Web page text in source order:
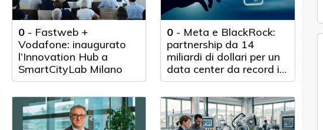
0- Fastweb +
Vodafone: inaugurato
l’Innovation Hub a
SmartCityLab Milano
0 - Meta e BlackRock:
partnership da 14
miliardi di dollari per un
data center da record in
Texas